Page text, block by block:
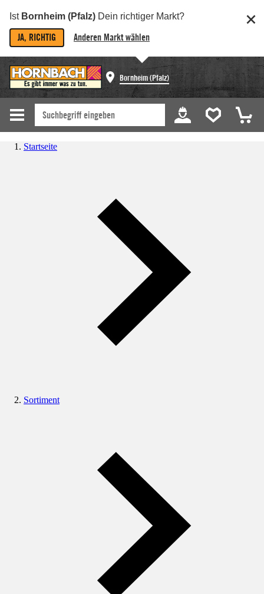
Ist Bornheim (Pfalz) Dein richtiger Markt?
JA, RICHTIG Anderen Markt wählen
Bornheim (Pfalz)
Startseite
Sortiment